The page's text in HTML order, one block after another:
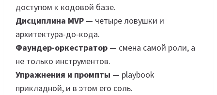
доступом к кодовой базе.
Дисциплина MVP — четыре ловушки и
архитектура-до-кода.
Фаундер-оркестратор — смена самой роли, а
не только инструментов.
Упражнения и промпты — playbook
прикладной, и в этом его соль.